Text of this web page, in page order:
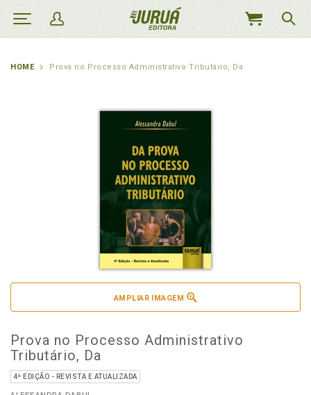
MEU
HOME Prova no Processo Administrativo Tributário, Da
AMPLIAR IMAGEM
Prova no Processo Administrativo
Tributário, Da
4ª EDIÇÃO - REVISTA E ATUALIZADA